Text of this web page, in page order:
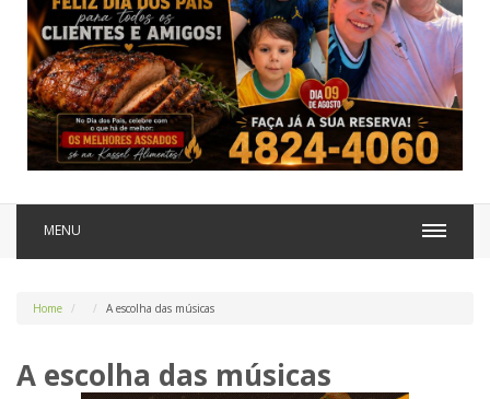
MENU
Home A escolha das músicas
A escolha das músicas